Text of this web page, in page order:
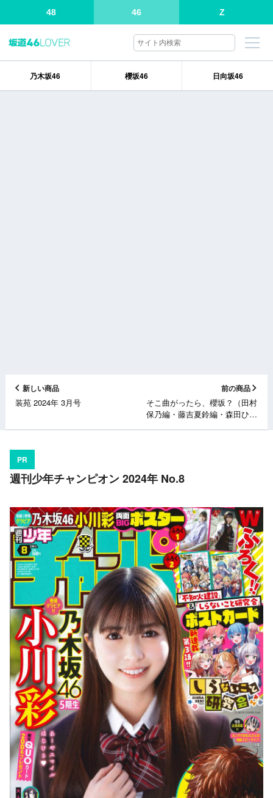
48 46 Z
乃木坂46 櫻坂46 日向坂46
新しい商品
装苑 2024年 3月号
前の商品
そこ曲がったら、櫻坂？（田村
保乃編・藤吉夏鈴編・森田ひか
PR
週刊少年チャンピオン 2024年 No.8